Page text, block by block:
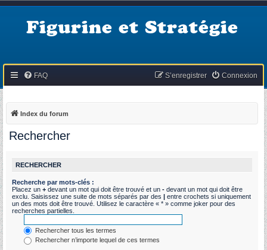
Figurine et Stratégie
FAQ Connexion
S’enregistrer
Index du forum
Rechercher
RECHERCHER
Recherche par mots-clés :
Placez un + devant un mot qui doit être trouvé et un - devant un mot qui doit être
exclu. Saisissez une suite de mots séparés par des | entre crochets si uniquement
un des mots doit être trouvé. Utilisez le caractère « * » comme joker pour des
recherches partielles.
Rechercher tous les termes
Rechercher n’importe lequel de ces termes